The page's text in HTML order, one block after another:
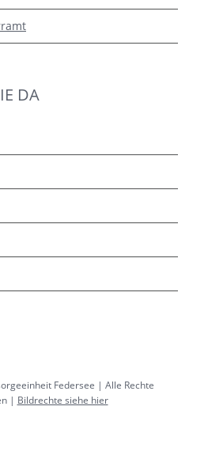
DA
Federsee | Alle Rechte
| Bildrechte siehe hier